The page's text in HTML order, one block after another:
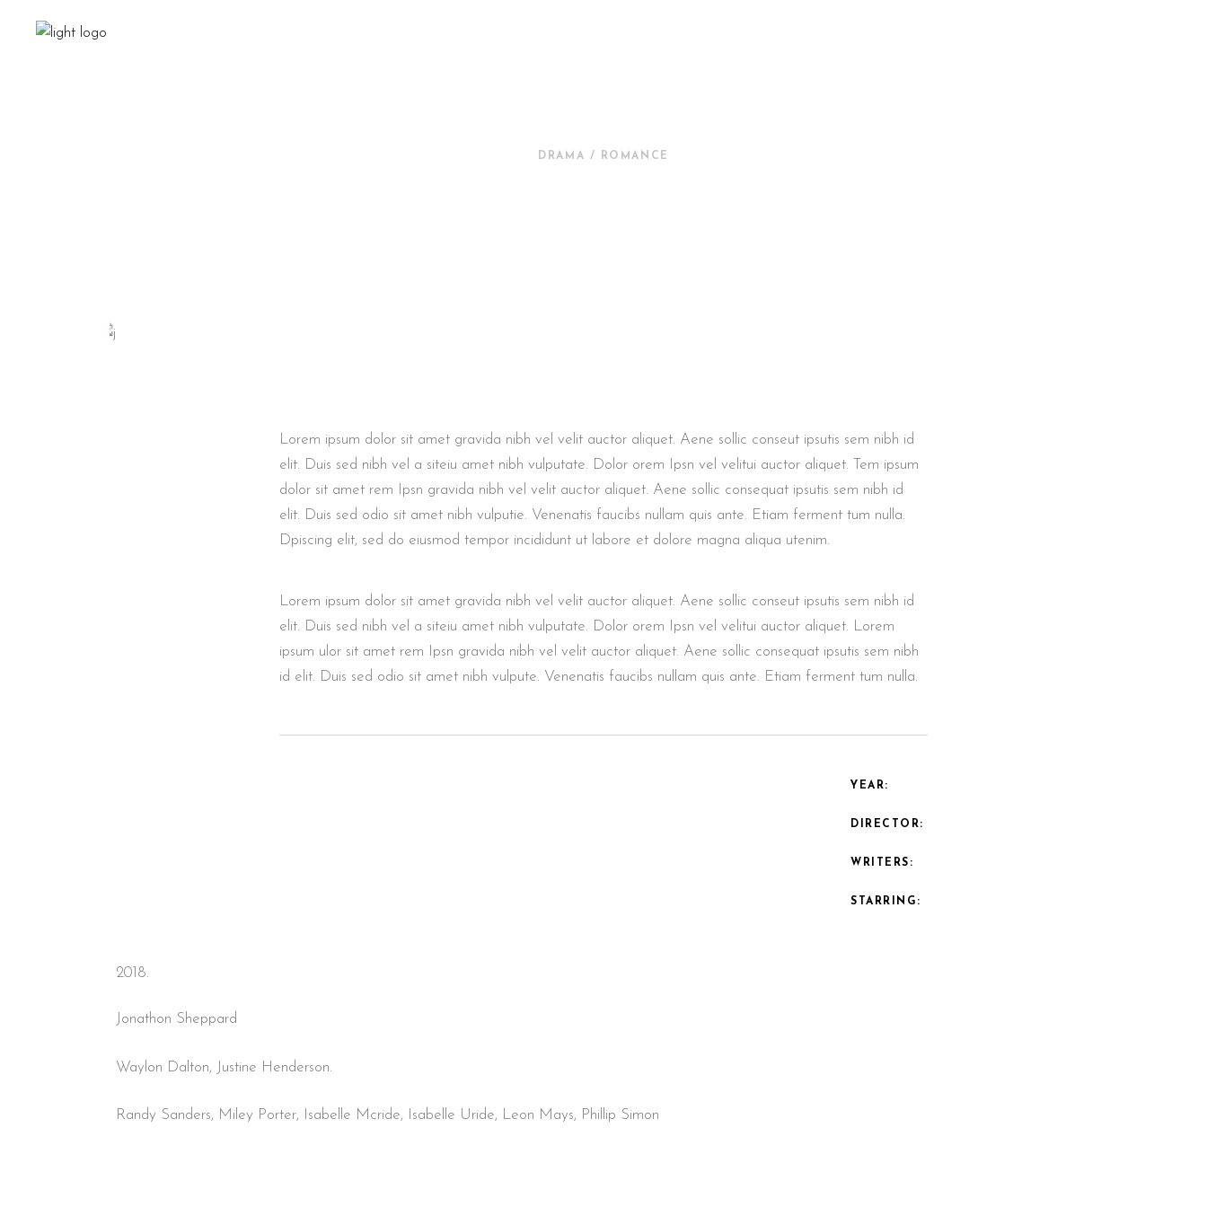
DRAMA / ROMANCE
Lorem ipsum dolor sit amet gravida nibh vel velit auctor aliquet. Aene sollic conseut ipsutis sem nibh id
elit. Duis sed nibh vel a siteiu amet nibh vulputate. Dolor orem Ipsn vel velitui auctor aliquet. Tem ipsum
dolor sit amet rem Ipsn gravida nibh vel velit auctor aliquet. Aene sollic consequat ipsutis sem nibh id
elit. Duis sed odio sit amet nibh vulputie. Venenatis faucibs nullam quis ante. Etiam ferment tum nulla.
Dpiscing elit, sed do eiusmod tempor incididunt ut labore et dolore magna aliqua utenim.
Lorem ipsum dolor sit amet gravida nibh vel velit auctor aliquet. Aene sollic conseut ipsutis sem nibh id
elit. Duis sed nibh vel a siteiu amet nibh vulputate. Dolor orem Ipsn vel velitui auctor aliquet. Lorem
ipsum ulor sit amet rem Ipsn gravida nibh vel velit auctor aliquet. Aene sollic consequat ipsutis sem nibh
id elit. Duis sed odio sit amet nibh vulpute. Venenatis faucibs nullam quis ante. Etiam ferment tum nulla.
YEAR:
DIRECTOR:
WRITERS:
STARRING:
2018.
Jonathon Sheppard
Waylon Dalton, Justine Henderson.
Randy Sanders, Miley Porter, Isabelle Mcride, Isabelle Uride, Leon Mays, Phillip Simon